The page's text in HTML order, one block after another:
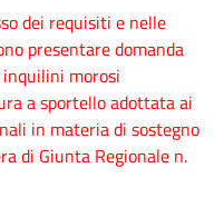
dei requisiti e nelle
presentare domanda
inquilini morosi
a sportello adottata ai
in materia di sostegno
di Giunta Regionale n.